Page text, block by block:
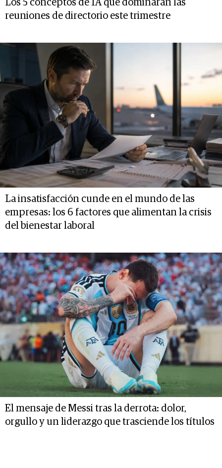
Los 5 conceptos de IA que dominarán las
reuniones de directorio este trimestre
La insatisfacción cunde en el mundo de las
empresas: los 6 factores que alimentan la crisis
del bienestar laboral
El mensaje de Messi tras la derrota: dolor,
orgullo y un liderazgo que trasciende los títulos